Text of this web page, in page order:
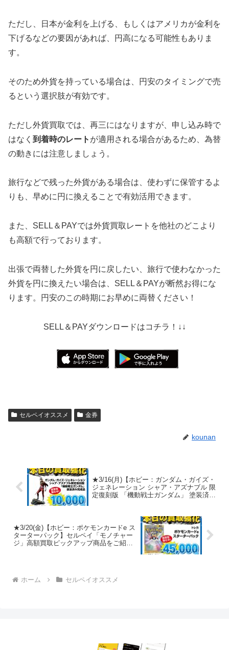
ただし、日本が金利を上げる、もしくはアメリカが金利を
下げるなどの要因があれば、円高になる可能性もありま
す。
そのため外貨を持っている場合は、円安のタイミングで売
るという選択肢が有効です。
ただし外貨買取では、再三にはなりますが、申し込み時で
はなく 到着時のレート が適用される場合があるため、為替
の動きには注意しましょう。
旅行などで残った外貨がある場合は、使わずに保管するよ
りも、早めに円に換えることで有効活用できます。
また、SELL＆PAYでは外貨買取レートを他社のどこより
も高額で行っております。
出張で両替した外貨を円に戻したい、旅行で使わなかった
外貨を円に換えたい場合は、SELL＆PAYが断然お得にな
ります。円安のこの時期にお早めに両替ください！
SELL＆PAYダウンロードはコチラ！↓↓
セルペイオススメ 金券
kounan
★3/16(月)【ホビー：ガンダム・ガイズ・
ジェネレーション シャア・アズナブル 限
定復刻版 「機動戦士ガンダム」 塗装済み
★3/20(金)【ホビー：ポケモンカードe ス
ターターパック】セルペイ「モノチャー
ジ」高額買取ピックアップ商品をご紹
ホーム セルペイオススメ